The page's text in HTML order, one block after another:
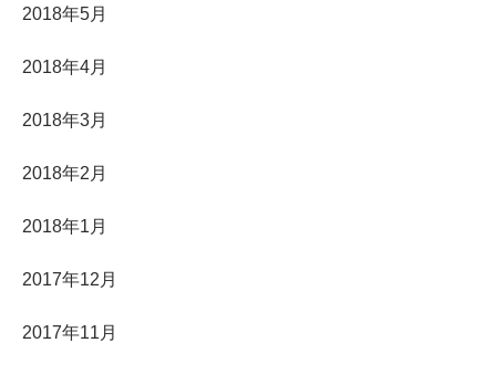
2018年5月
2018年4月
2018年3月
2018年2月
2018年1月
2017年12月
2017年11月